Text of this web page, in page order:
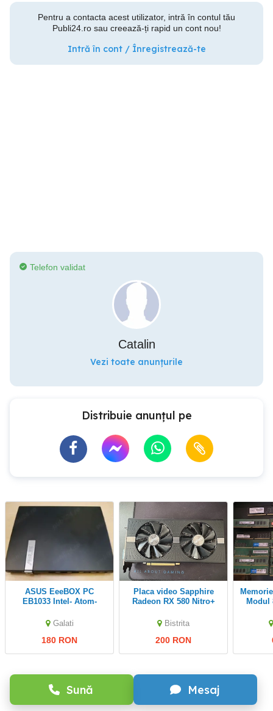
Pentru a contacta acest utilizator, intră în contul tău
Publi24.ro sau creează-ți rapid un cont nou!
Intră în cont / Înregistrează-te
Sună Mesaj
Telefon validat
Catalin
Vezi toate anunțurile
Distribuie anunțul pe
ASUS EeeBOX PC
EB1033 Intel- Atom-
4GB-DDR-3- HDD 160GB
Galati
180 RON
placa video Sapphire
Radeon RX 580 Nitro+
Bistrita
200 RON
Memorie RAM PC Laptop
Modul